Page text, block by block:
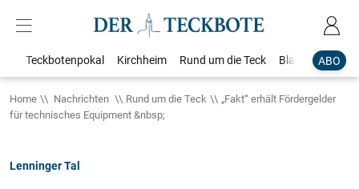
ABO
Teckbotenpokal Kirchheim Rund um die Teck Blaulicht
Home Nachrichten Rund um die Teck
„Fakt“ erhält Fördergelder
für technisches Equipment &nbsp;
Lenninger Tal